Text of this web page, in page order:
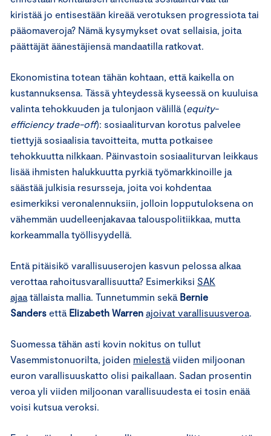
kiristää jo entisestään kireää verotuksen progressiota tai
pääomaveroja? Nämä kysymykset ovat sellaisia, joita
päättäjät äänestäjiensä mandaatilla ratkovat.
Ekonomistina totean tähän kohtaan, että kaikella on
kustannuksensa. Tässä yhteydessä kyseessä on kuuluisa
valinta tehokkuuden ja tulonjaon välillä (equity-
efficiency trade-off): sosiaaliturvan korotus palvelee
tiettyjä sosiaalisia tavoitteita, mutta potkaisee
tehokkuutta nilkkaan. Päinvastoin sosiaaliturvan leikkaus
lisää ihmisten halukkuutta pyrkiä työmarkkinoille ja
säästää julkisia resursseja, joita voi kohdentaa
esimerkiksi veronalennuksiin, jolloin lopputuloksena on
vähemmän uudelleenjakavaa talouspolitiikkaa, mutta
korkeammalla työllisyydellä.
Entä pitäisikö varallisuuserojen kasvun pelossa alkaa
verottaa rahoitusvarallisuutta? Esimerkiksi SAK
ajaa tällaista mallia. Tunnetummin sekä Bernie
Sanders että Elizabeth Warren ajoivat varallisuusveroa.
Suomessa tähän asti kovin nokitus on tullut
Vasemmistonuorilta, joiden mielestä viiden miljoonan
euron varallisuuskatto olisi paikallaan. Sadan prosentin
veroa yli viiden miljoonan varallisuudesta ei tosin enää
voisi kutsua veroksi.